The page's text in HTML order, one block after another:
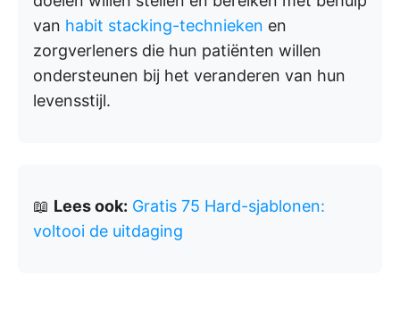
van habit stacking-technieken en
zorgverleners die hun patiënten willen
ondersteunen bij het veranderen van hun
levensstijl.
📖 Lees ook: Gratis 75 Hard-sjablonen:
voltooi de uitdaging